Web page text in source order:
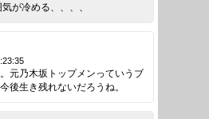
が冷める、、、、
元乃木坂トップメンっていうブ
後生き残れないだろうね。